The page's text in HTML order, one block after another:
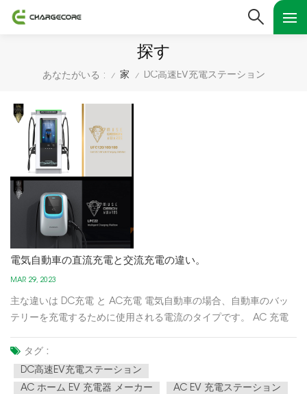
探す
あなたがいる : / 家 / DC高速EV充電ステーション
電気自動車の直流充電と交流充電の違い。
MAR 29, 2023
主な違いは DC充電 と AC充電 電気自動車の場合、自動車のバッ
テリーを充電するために使用される電流のタイプです。 AC 充電
はより一般的な方法で、交流 (AC) を使用して車のバッテリーを充
電します。 AC 充電は通常、最大 22 kW の低速充電に使用される
ことが多く、標準的な家庭用コンセントまたは専用の AC 充電ス...
タグ :
DC高速EV充電ステーション
AC ホーム EV 充電器 メーカー
AC EV 充電ステーション